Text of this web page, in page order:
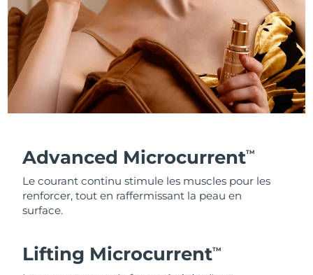
Advanced MicrocurrentTM
Le courant continu stimule les muscles pour les
renforcer, tout en raffermissant la peau en
surface.
Lifting MicrocurrentTM